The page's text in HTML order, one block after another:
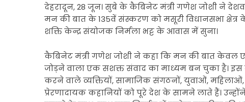
देहरादून, 28 जून। सुबे के कैबिनेट मंत्री गणेश जोशी ने
मन की बात के 135वें संस्करण को मसूरी विधानसभा क्षेत्र के
शक्ति केन्द्र संयोजक निर्मला भट्ट के आवास में सुना।
कैबिनेट मंत्री गणेश जोशी ने कहा कि मन की बात केवल
जोड़ने वाला एक सशक्त संवाद का माध्यम बन चुका है। इस
करने वाले व्यक्तियों, सामाजिक संगठनों, युवाओं,
प्रेरणादायक कहानियों को पूरे देश के सामने लाते हैं।